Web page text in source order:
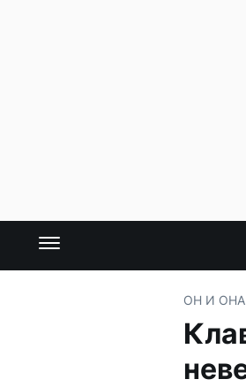
ОН И ОНА